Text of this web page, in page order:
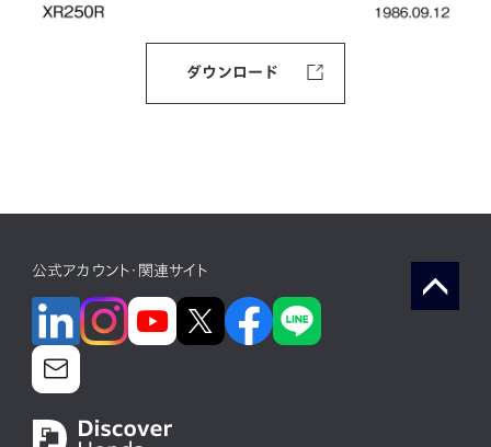
ダウンロード
公式アカウント・関連サイト